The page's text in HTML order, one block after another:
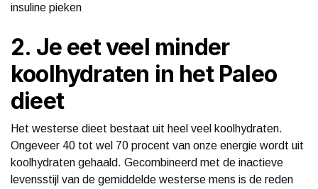
insuline pieken
2. Je eet veel minder
koolhydraten in het Paleo
dieet
Het westerse dieet bestaat uit heel veel koolhydraten.
Ongeveer 40 tot wel 70 procent van onze energie wordt uit
koolhydraten gehaald. Gecombineerd met de inactieve
levensstijl van de gemiddelde westerse mens is de reden